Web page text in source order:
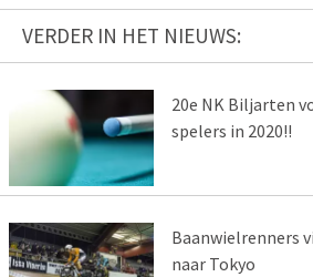
VERDER IN HET NIEUWS:
20e NK Biljarten
spelers in 2020!!
Baanwielrenners
naar Tokyo